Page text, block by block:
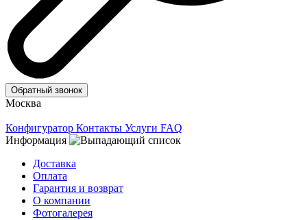
Обратный звонок
Москва
Конфигуратор Контакты Услуги FAQ
Информация
Доставка
Оплата
Гарантия и возврат
О компании
Фотогалерея